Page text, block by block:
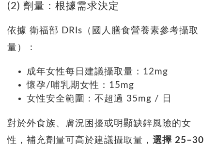
(2) 劑量：根據需求決定
依據 衛福部 DRIs（國人膳食營養素參考攝取
量）：
成年女性每日建議攝取量：12mg
懷孕/哺乳期女性：15mg
女性安全範圍：不超過 35mg / 日
對於外食族、膚況困擾或明顯缺鋅風險的女
性，補充劑量可高於建議攝取量， 選擇 25–30